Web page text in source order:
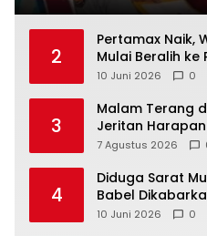
2
‎Pertamax Naik,
Mulai Beralih ke
10 Juni 2026 0
3
Malam Terang
Jeritan Harapan
Tengah untuk
7 Agustus 2026
4
‎Diduga Sarat
Babel
10 Juni 2026 0